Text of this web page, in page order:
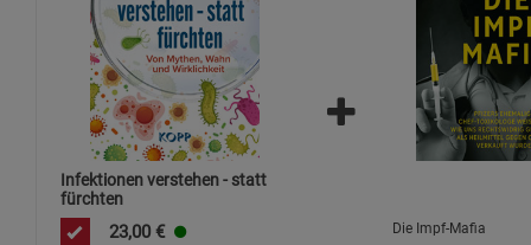
Infektionen verstehen - statt
fürchten
23,00 € Die Impf-Mafia